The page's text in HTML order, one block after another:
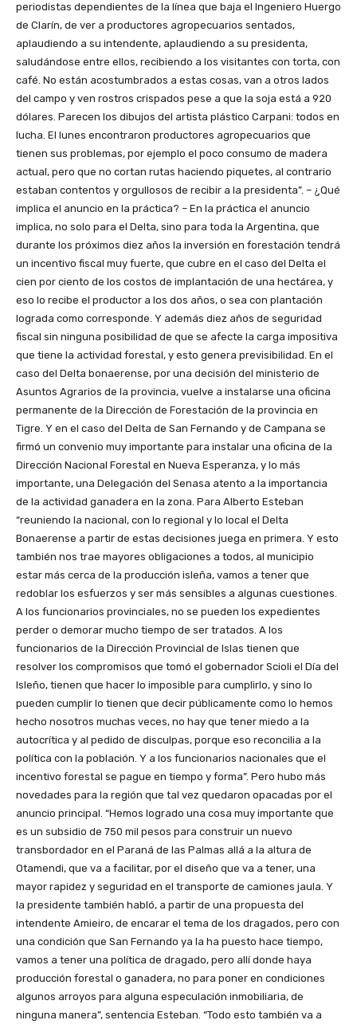
periodistas dependientes de la línea que baja el Ingeniero Huergo
de Clarín, de ver a productores agropecuarios sentados,
aplaudiendo a su intendente, aplaudiendo a su presidenta,
saludándose entre ellos, recibiendo a los visitantes con torta, con
café. No están acostumbrados a estas cosas, van a otros lados
del campo y ven rostros crispados pese a que la soja está a 920
dólares. Parecen los dibujos del artista plástico Carpani: todos en
lucha. El lunes encontraron productores agropecuarios que
tienen sus problemas, por ejemplo el poco consumo de madera
actual, pero que no cortan rutas haciendo piquetes, al contrario
estaban contentos y orgullosos de recibir a la presidenta”. – ¿Qué
implica el anuncio en la práctica? – En la práctica el anuncio
implica, no solo para el Delta, sino para toda la Argentina, que
durante los próximos diez años la inversión en forestación tendrá
un incentivo fiscal muy fuerte, que cubre en el caso del Delta el
cien por ciento de los costos de implantación de una hectárea, y
eso lo recibe el productor a los dos años, o sea con plantación
lograda como corresponde. Y además diez años de seguridad
fiscal sin ninguna posibilidad de que se afecte la carga impositiva
que tiene la actividad forestal, y esto genera previsibilidad. En el
caso del Delta bonaerense, por una decisión del ministerio de
Asuntos Agrarios de la provincia, vuelve a instalarse una oficina
permanente de la Dirección de Forestación de la provincia en
Tigre. Y en el caso del Delta de San Fernando y de Campana se
firmó un convenio muy importante para instalar una oficina de la
Dirección Nacional Forestal en Nueva Esperanza, y lo más
importante, una Delegación del Senasa atento a la importancia
de la actividad ganadera en la zona. Para Alberto Esteban
“reuniendo la nacional, con lo regional y lo local el Delta
Bonaerense a partir de estas decisiones juega en primera. Y esto
también nos trae mayores obligaciones a todos, al municipio
estar más cerca de la producción isleña, vamos a tener que
redoblar los esfuerzos y ser más sensibles a algunas cuestiones.
A los funcionarios provinciales, no se pueden los expedientes
perder o demorar mucho tiempo de ser tratados. A los
funcionarios de la Dirección Provincial de Islas tienen que
resolver los compromisos que tomó el gobernador Scioli el Día del
Isleño, tienen que hacer lo imposible para cumplirlo, y sino lo
pueden cumplir lo tienen que decir públicamente como lo hemos
hecho nosotros muchas veces, no hay que tener miedo a la
autocrítica y al pedido de disculpas, porque eso reconcilia a la
política con la población. Y a los funcionarios nacionales que el
incentivo forestal se pague en tiempo y forma”. Pero hubo más
novedades para la región que tal vez quedaron opacadas por el
anuncio principal. “Hemos logrado una cosa muy importante que
es un subsidio de 750 mil pesos para construir un nuevo
transbordador en el Paraná de las Palmas allá a la altura de
Otamendi, que va a facilitar, por el diseño que va a tener, una
mayor rapidez y seguridad en el transporte de camiones jaula. Y
la presidente también habló, a partir de una propuesta del
intendente Amieiro, de encarar el tema de los dragados, pero con
una condición que San Fernando ya la ha puesto hace tiempo,
vamos a tener una política de dragado, pero allí donde haya
producción forestal o ganadera, no para poner en condiciones
algunos arroyos para alguna especulación inmobiliaria, de
ninguna manera”, sentencia Esteban. “Todo esto también va a